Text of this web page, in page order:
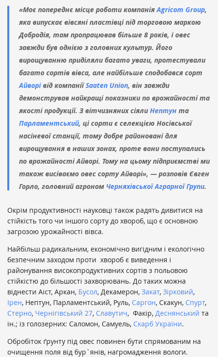
«Моє попереднє місце роботи компанія Agricom Group,
яка випускає вівсяні пластівці під торговою маркою
Добродія, там пропрацював більше 8 років, і овес
завжди був однією з головних культур. Його
вирощуванню приділяли багато уваги, протестували
багато сортів вівса, але найбільше сподобався сорт
Айворівід компаніїSaaten Union, він завжди
демонстрував найкращі показники по врожайності та
якості продукції. З вітчизняних сіяли Нептун та
Парламентський, ці сорти є селекцією Носівської
насіневої станції, тому добре районовані для
вирощування в наших зонах, проте вони поступались
по врожайності Айворі. Тому на цьому підприємстві ми
також висіваємо овес сорту Айворі», — розповів Євген
Горло, головний агроном Черняхівської Аграрної Групи.
Окрім продуктивності науковці також радять дивитися на
стійкість того чи іншого сорту до хвороб, що є основною
загрозою урожайності вівса.
Найбільш радикальним, економічно вигідним і екологічно
безпечним заходом проти хвороб є виведення і
районування високопродуктивних сортів з польовою
стійкістю до більшості захворювань. До таких можна
віднести Аіст, Аркан, Бусол, Декамерон, Закат, Зірковий,
Ірен, Нептун, Парламентський, Руль, Саргон, Скакун, Спурт,
Стерно, Чернігівський 27, Славутич, Факір, Деснянський та
ін.; із голозерних: Саломон, Самуель, Скарб України.
Обробіток ґрунту під овес повинен бути спрямованим на
очищення поля від бур`янів, нагромадження вологи.